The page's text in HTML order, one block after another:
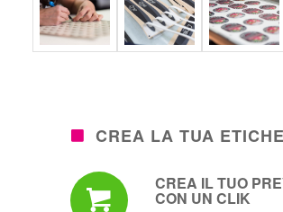
CREA LA TUA
CREA IL TUO
CON UN CLIK